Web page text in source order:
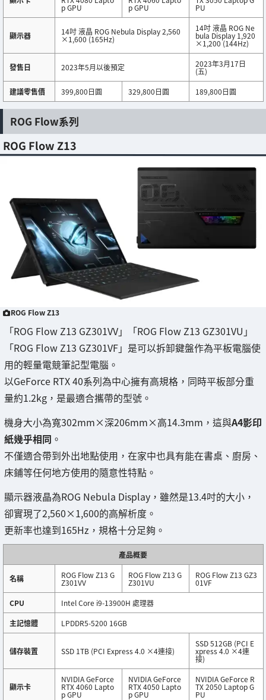
p GPU p GPU PU
顯示器 14吋 液晶 ROG Nebula Display 2,560
×1,600 (165Hz)
14吋 液晶 ROG Ne
bula Display 1,920
×1,200 (144Hz)
發售日 2023年5月以後預定 2023年3月17日
(五)
建議零售價
399,800日圓 329,800日圓 189,800日圓
ROG Flow系列
ROG Flow Z13
ROG Flow Z13
「ROG Flow Z13 GZ301VV」「ROG Flow Z13 GZ301VU」
「ROG Flow Z13 GZ301VF」是可以拆卸鍵盤作為平板電腦使
用的輕量電競筆記型電腦。
以GeForce RTX 40系列為中心擁有高規格，同時平板部分重
量約1.2kg，是最適合攜帶的型號。
機身大小為寬302mm×深206mm×高14.3mm，這與A4影印
紙幾乎相同 。
不僅適合帶到外出地點使用，在家中也具有能在書桌、廚房、
床鋪等任何地方使用的隨意性特點。
顯示器液晶為ROG Nebula Display，雖然是13.4吋的大小，
卻實現了2,560×1,600的高解析度。
更新率也達到165Hz，規格十分足夠。
產品概要
名稱 ROG Flow Z13 G
Z301VV
ROG Flow Z13 G
Z301VU
ROG Flow Z13 GZ3
01VF
CPU
Intel Core i9-13900H 處理器
主記憶體
LPDDR5-5200 16GB
儲存裝置 SSD 1TB (PCI Express 4.0 ×4連接)
SSD 512GB (PCI E
xpress 4.0 ×4連
接)
顯示卡
NVIDIA GeForce
RTX 4060 Lapto
p GPU
NVIDIA GeForce
RTX 4050 Lapto
p GPU
NVIDIA GeForce R
TX 2050 Laptop G
PU